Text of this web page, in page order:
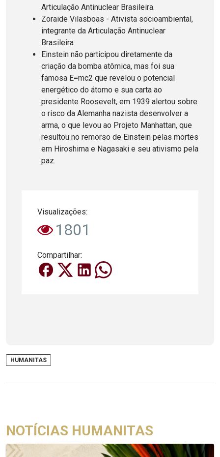
Articulação Antinuclear Brasileira.
Zoraide Vilasboas - Ativista socioambiental,
integrante da Articulação Antinuclear
Brasileira
Einstein não participou diretamente da
criação da bomba atômica, mas foi sua
famosa E=mc2 que revelou o potencial
energético do átomo e sua carta ao
presidente Roosevelt, em 1939 alertou sobre
o risco da Alemanha nazista desenvolver a
arma, o que levou ao Projeto Manhattan, que
resultou no remorso de Einstein pelas mortes
em Hiroshima e Nagasaki e seu ativismo pela
paz.
Visualizações:
1801
Compartilhar:
HUMANITAS
NOTÍCIAS HUMANITAS